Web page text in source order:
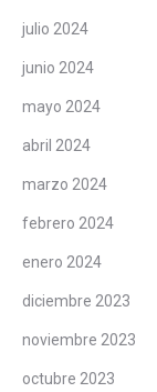
julio 2024
junio 2024
mayo 2024
abril 2024
marzo 2024
febrero 2024
enero 2024
diciembre 2023
noviembre 2023
octubre 2023